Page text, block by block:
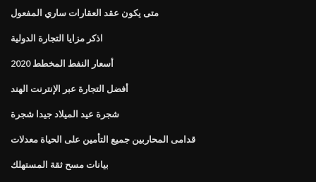
متى يكون عقد العقارات ساري المفعول
اذكر مزايا التجارة الدولية
أسعار النفط المخطط 2020
أفضل التجارة عبر الإنترنت الهند
شجرة عيد الميلاد جيدا شجرة
قدامى المحاربين جميع التأمين على الحياة معدلات
بيانات مسح ثقة المستهلك